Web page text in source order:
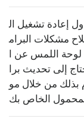
إعادة تشغيل ال
مشكلات البرام
اللمس عن ا
إلى تحديث برا
بذلك من خلال مو